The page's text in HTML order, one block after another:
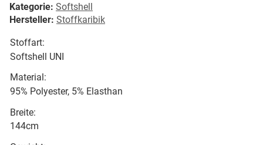
Kategorie: Softshell
Hersteller: Stoffkaribik
Stoffart:
Softshell UNI
Material:
95% Polyester, 5% Elasthan
Breite:
144cm